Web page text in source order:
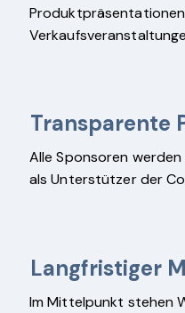
Transparente
Alle Sponsoren
als Unterstützer der
Langfristiger
Im Mittelpunkt stehen